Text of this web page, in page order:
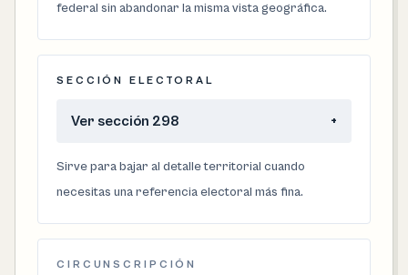
federal sin abandonar la misma vista geográfica.
SECCIÓN ELECTORAL
Ver sección 298 +
Sirve para bajar al detalle territorial cuando
necesitas una referencia electoral más fina.
CIRCUNSCRIPCIÓN